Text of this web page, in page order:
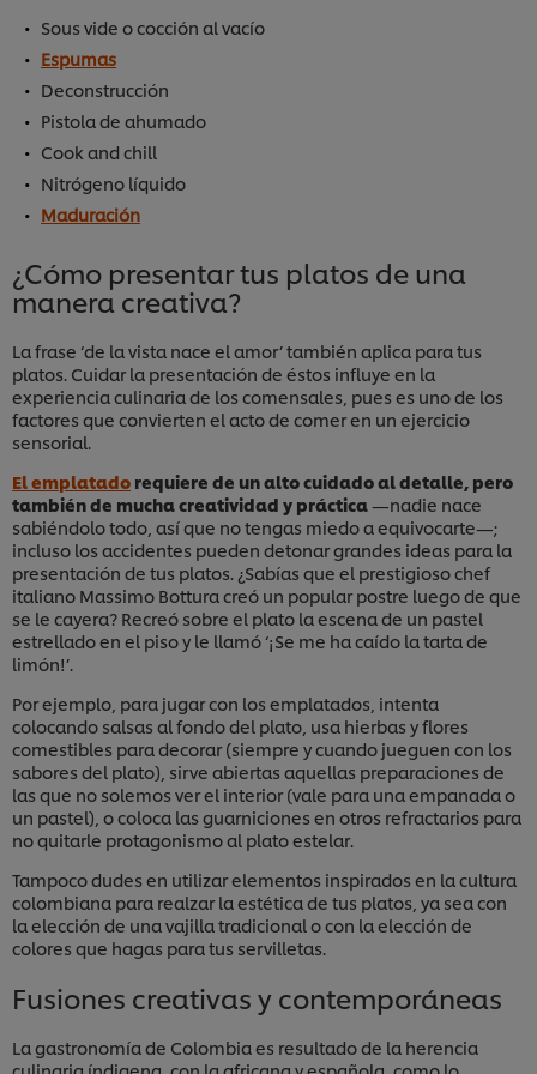
Sous vide o cocción al vacío
Espumas
Deconstrucción
Pistola de ahumado
Cook and chill
Nitrógeno líquido
Maduración
¿Cómo presentar tus platos de una
manera creativa?
La frase ‘de la vista nace el amor’ también aplica para tus
platos. Cuidar la presentación de éstos influye en la
experiencia culinaria de los comensales, pues es uno de los
factores que convierten el acto de comer en un ejercicio
sensorial.
El emplatado requiere de un alto cuidado al detalle, pero
también de mucha creatividad y práctica —nadie nace
sabiéndolo todo, así que no tengas miedo a equivocarte—;
incluso los accidentes pueden detonar grandes ideas para la
presentación de tus platos. ¿Sabías que el prestigioso chef
italiano Massimo Bottura creó un popular postre luego de que
se le cayera? Recreó sobre el plato la escena de un pastel
estrellado en el piso y le llamó ‘¡Se me ha caído la tarta de
limón!’.
Por ejemplo, para jugar con los emplatados, intenta
colocando salsas al fondo del plato, usa hierbas y flores
comestibles para decorar (siempre y cuando jueguen con los
sabores del plato), sirve abiertas aquellas preparaciones de
las que no solemos ver el interior (vale para una empanada o
un pastel), o coloca las guarniciones en otros refractarios para
no quitarle protagonismo al plato estelar.
Tampoco dudes en utilizar elementos inspirados en la cultura
colombiana para realzar la estética de tus platos, ya sea con
la elección de una vajilla tradicional o con la elección de
colores que hagas para tus servilletas.
Fusiones creativas y contemporáneas
La gastronomía de Colombia es resultado de la herencia